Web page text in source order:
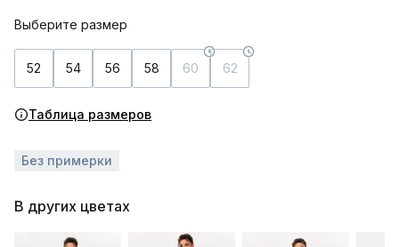
Выберите размер
52 54 56 58 60 62
Таблица размеров
Без примерки
В других цветах